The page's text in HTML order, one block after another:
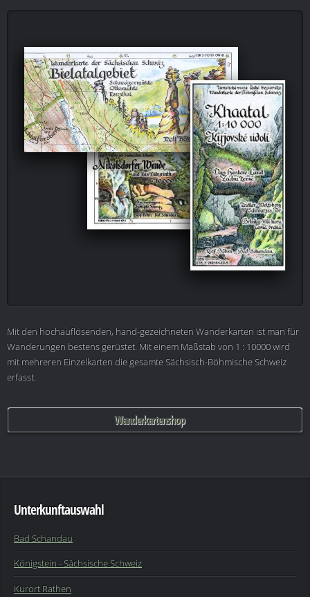
Mit den hochauflösenden, hand-gezeichneten Wanderkarten ist man für
Wanderungen bestens gerüstet. Mit einem Maßstab von 1 : 10000 wird
mit mehreren Einzelkarten die gesamte Sächsisch-Böhmische Schweiz
erfasst.
Wanderkartenshop
Unterkunftauswahl
Bad Schandau
Königstein - Sächsische Schweiz
Kurort Rathen